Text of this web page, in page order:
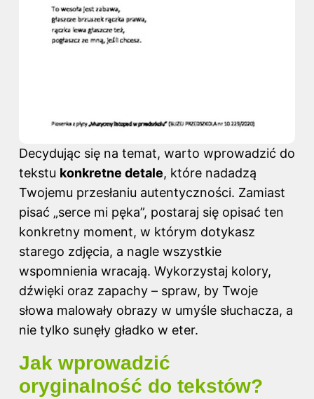
Decydując się na temat, warto wprowadzić do
tekstu konkretne detale, które nadadzą
Twojemu przesłaniu autentyczności. Zamiast
pisać „serce mi pęka”, postaraj się opisać ten
konkretny moment, w którym dotykasz
starego zdjęcia, a nagle wszystkie
wspomnienia wracają. Wykorzystaj kolory,
dźwięki oraz zapachy – spraw, by Twoje
słowa malowały obrazy w umyśle słuchacza, a
nie tylko sunęły gładko w eter.
Jak wprowadzić
oryginalność do tekstów?